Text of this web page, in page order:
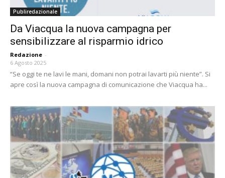
Publiredazionale
Da Viacqua la nuova campagna per
sensibilizzare al risparmio idrico
Redazione -
6 Agosto 2025
“Se oggi te ne lavi le mani, domani non potrai lavarti più niente”. Si
apre così la nuova campagna di comunicazione che Viacqua ha...